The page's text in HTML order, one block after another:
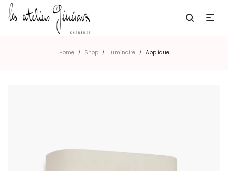
Home / Shop / Luminaire / Applique